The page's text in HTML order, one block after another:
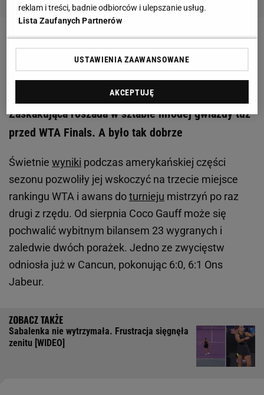
sędziego. "Nic gorszego do drugiego człowieka nie
można powiedzieć"
Zaskakująca roszada w sztabie młodej gwiazdy tuż
przed WTA Finals. A było tak dobrze
Świetnie wyniki podczas amerykańskiej części
sezonu pozwoliły jej wskoczyć na trzecie miejsce
rankingu WTA i awans doturnieju mistrzyń po raz
drugi z rzędu. Od sierpnia Coco Gauff może się
pochwalić wybitnym bilansem 23 wygranych i
zaledwie dwóch porażek. Jedno ze zwycięstw
odniosła już w Cancun, pokonując 6:0, 6:1 Ons
Jabeur.
Sabalenka nie wytrzymała. Frustracja sięgnęła
zenitu [WIDEO]
reklam i treści, badnie odbiorców i ulepszanie usług.
Lista Zaufanych Partnerów
USTAWIENIA ZAAWANSOWANE
AKCEPTUJĘ